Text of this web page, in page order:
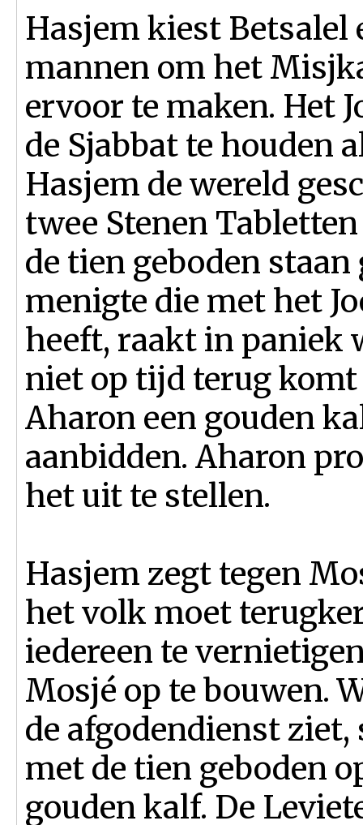
Hasjem kiest
man­nen om het
ervoor te maken. Het
de Sjabbat te houden
Hasjem de wereld
twee Stenen
de tien geboden staan
menigte die met het
heeft, raakt in paniek
niet op tijd terug komt
Aharon een gouden
aanbidden. Aharon
het uit te stellen.
Hasjem zegt tegen
het volk moet
iedereen te
Mosjé op te bouwen.
de afgodendienst
met de tien geboden
gouden kalf. De